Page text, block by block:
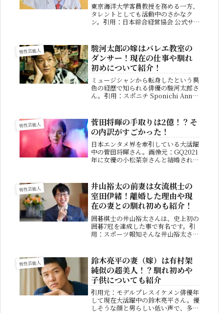
東京海洋大学客員教授を務める一方、
タレントとしても活動中のさかなク
ン。引用：日本綜合経営協会 公式サ
す。2010年には絶滅危惧種とされて
いたクニマスの再発見に大きく貢献
し、...
男性芸能人
駿河太郎の嫁はバレエ教室の
ダンサー！現在の仕事や馴れ
初めについて紹介！
ミュージシャンから転身したという異
色の経歴で知られる俳優の駿河太郎さ
ん。引用：スポニチ Sponichi Annex
朝ドラ『カーネーション』や『半沢直
樹』での熱演から有名にな...
男性芸能人
菅田将暉の手取りは2億！？そ
の内訳がすごかった！
日本エンタメ界を牽引している大活躍
中の菅田将暉さん。画像元：GQ2021
年に女優の小松菜奈さんと結婚され、
演し、その人気は凄まじいものです
ね。そんな大人気の菅田将暉さんです
が...
男性芸能人
井山裕太の前妻は女流棋士の
室田伊緒！離婚した理由や現
在の妻との馴れ初めも紹介！
囲碁棋士の井山裕太さんは、史上初の
囲碁7冠を達成した事で有名です。引
用：スポーツ報知そんな井山裕太さん
現在の奥さんは、どのような人物なの
でしょうか？今回は井山裕太さんの結
婚...
男性芸能人
鈴木亮平の妻（嫁）は有村架
純似の超美人！？馴れ初めや
子供についても紹介
引用元：モデルプレスイケメン俳優年
して現在大活躍中の鈴木亮平さん。優
しそうな顔と男らしい低い声で、多く